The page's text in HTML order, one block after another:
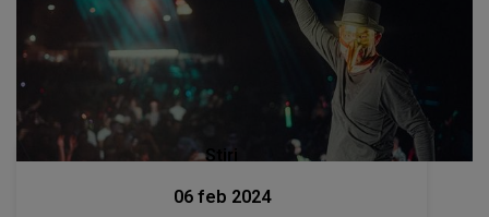
Stiri
06 feb 2024